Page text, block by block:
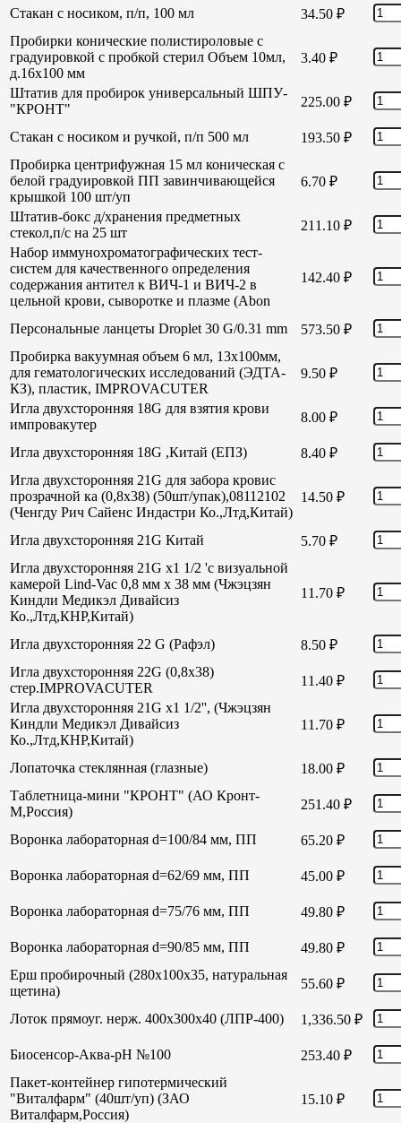
Стакан с носиком, п/п, 100 мл 34.50 ₽
Пробирки конические полистироловые с
градуировкой с пробкой стерил Объем 10мл,
д.16х100 мм
3.40 ₽
Штатив для пробирок универсальный ШПУ-
"КРОНТ"
225.00 ₽
Стакан с носиком и ручкой, п/п 500 мл 193.50 ₽
Пробирка центрифужная 15 мл коническая с
белой градуировкой ПП завинчивающейся
крышкой 100 шт/уп
6.70 ₽
Штатив-бокс д/хранения предметных
стекол,п/с на 25 шт
211.10 ₽
Набор иммунохроматографических тест-
систем для качественного определения
содержания антител к ВИЧ-1 и ВИЧ-2 в
цельной крови, сыворотке и плазме (Abon
142.40 ₽
Персональные ланцеты Droplet 30 G/0.31 mm 573.50 ₽
Пробирка вакуумная объем 6 мл, 13х100мм,
для гематологических исследований (ЭДТА-
КЗ), пластик, IMPROVACUTER
9.50 ₽
Игла двухсторонняя 18G для взятия крови
импровакутер
8.00 ₽
Игла двухсторонняя 18G ,Китай (ЕПЗ) 8.40 ₽
Игла двухсторонняя 21G для забора кровис
прозрачной ка (0,8х38) (50шт/упак),08112102
(Ченгду Рич Сайенс Индастри Ко.,Лтд,Китай)
14.50 ₽
Игла двухсторонняя 21G Китай 5.70 ₽
Игла двухсторонняя 21G х1 1/2 'с визуальной
камерой Lind-Vac 0,8 мм х 38 мм (Чжэцзян
Киндли Медикэл Дивайсиз
Ко.,Лтд,КНР,Китай)
11.70 ₽
Игла двухсторонняя 22 G (Рафэл) 8.50 ₽
Игла двухсторонняя 22G (0,8х38)
стер.IMPROVACUTER
11.40 ₽
Игла двухсторонняя 21G х1 1/2'', (Чжэцзян
Киндли Медикэл Дивайсиз
Ко.,Лтд,КНР,Китай)
11.70 ₽
Лопаточка стеклянная (глазные) 18.00 ₽
Таблетница-мини "КРОНТ" (АО Кронт-
М,Россия)
251.40 ₽
Воронка лабораторная d=100/84 мм, ПП 65.20 ₽
Воронка лабораторная d=62/69 мм, ПП 45.00 ₽
Воронка лабораторная d=75/76 мм, ПП 49.80 ₽
Воронка лабораторная d=90/85 мм, ПП 49.80 ₽
Ерш пробирочный (280х100х35, натуральная
щетина)
55.60 ₽
Лоток прямоуг. нерж. 400х300х40 (ЛПР-400) 1,336.50 ₽
Биосенсор-Аква-рН №100 253.40 ₽
Пакет-контейнер гипотермический
"Виталфарм" (40шт/уп) (ЗАО
Виталфарм,Россия)
15.10 ₽